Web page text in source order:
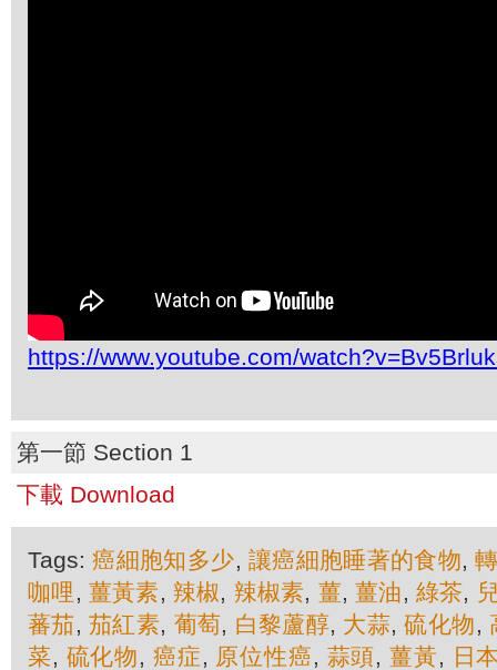
https://www.youtube.com/
第一節 Section 1
下載 Download
Tags:癌細胞知多少, 讓癌細胞睡著的食物,
咖哩 , 薑黃素, 辣椒, 辣椒素, 薑, 薑油, 綠茶,
蕃茄,茄紅素, 葡萄, 白黎蘆醇, 大蒜,硫化物,
菜, 硫化物, 癌症, 原位性癌, 蒜頭,薑黃, 日